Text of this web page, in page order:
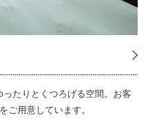
たりとくつろげる空間。お客
ご用意しています。